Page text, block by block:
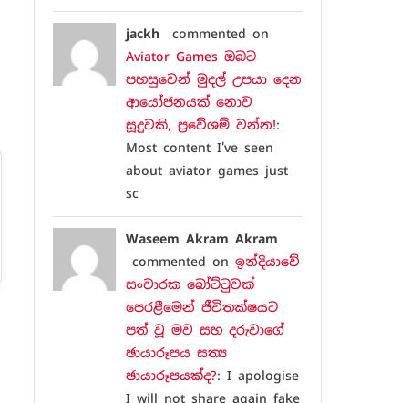
jackhcommented on
Aviator Games ඔබට
පහසුවෙන් මුදල් උපයා දෙන
ආයෝජනයක් නොව
සූදුවකි, ප්‍රවේශම් වන්න!:
Most content I've seen
about aviator games just
sc
Waseem Akram Akram
commented on ඉන්දියාවේ
සංචාරක බෝට්ටුවක්
පෙරළීමෙන් ජීවිතක්ෂයට
පත් වූ මව සහ දරුවාගේ
ඡායාරූපය සත්‍ය
ඡායාරූපයක්ද?: I apologise
I will not share again fake